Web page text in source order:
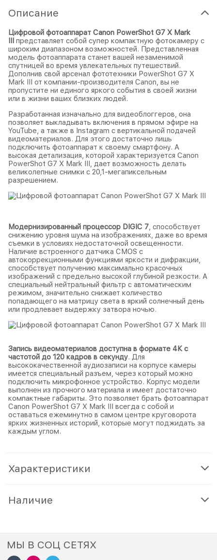
Описание
Цифровой фотоаппарат Canon PowerShot G7 X Mark
III представляет собой супер компактную фотокамеру с
широким диапазоном возможностей. Представленная
модель фотоаппарата станет вашей незаменимой
спутницей во время увлекательных путешествий.
Дополнив свой арсенал фототехники PowerShot G7 X
Mark III от компании-производителя Canon, вы не
пропустите ни единого яркого события в своей жизни
или в жизни ваших близких людей.
Разработанная изначально для видеоблоггеров, она
позволяет выкладывать включения в прямом эфире на
YouTube, а также в Instagram с вертикальной подачей
видеоматериалов. Для этого достаточно лишь
подключить фотоаппарат к своему смартфону. А
высокая детализация, которой характеризуется Canon
PowerShot G7 X Mark III, дает возможность делать
великолепные снимки с 20,1-мегапиксельным
разрешением.
Модернизированный процессор DIGIC 7, способствует
снижению уровня шума на изображениях, даже во время
съемки в условиях недостаточной освещенности.
Наличие встроенного датчика CMOS с
автокоррекционными функциями яркости и дифракции,
способствует получению максимально красочных
изображений с предельно высокой глубиной резкости. А
специальный нейтральный фильтр с автоматическим
режимом, значительно снижает количество
попадающего на матрицу света в яркий солнечный день
или продлевает выдержку затвора ночью.
Запись видеоматериалов доступна в формате 4К с
частотой до 120 кадров в секунду. Для
высококачественной аудиозаписи на корпусе камеры
имеется специальный разъем, через который можно
подключить микрофонное устройство. Корпус модели
выполнен из прочного материала и имеет достаточно
компактные габариты. Это позволяет брать фотоаппарат
Canon PowerShot G7 X Mark III всегда с собой и
оставаться ежеминутно в самом центре круговорота
ярких жизненных историй, которые могут поджидать за
каждым углом.
Характеристики
Наличие
МЫ В СОЦ СЕТЯХ